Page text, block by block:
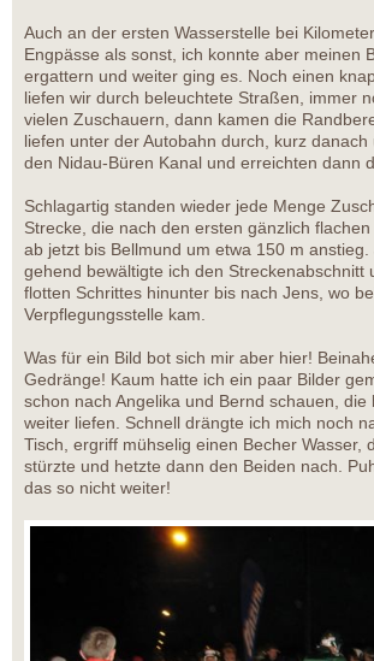
Auch an der ersten Wasserstelle bei
Engpässe als sonst, ich konnte aber meinen
ergattern und weiter ging es. Noch einen
liefen wir durch beleuchtete Straßen, immer
vielen Zuschauern, dann kamen die
liefen unter der Autobahn durch, kurz
den Nidau-Büren Kanal und erreichten dann
Schlagartig standen wieder jede Menge
Strecke, die nach den ersten gänzlich
ab jetzt bis Bellmund um etwa 150 m
gehend bewältigte ich den Streckenabschnitt
flotten Schrittes hinunter bis nach Jens, wo
Verpflegungsstelle kam.
Was für ein Bild bot sich mir aber hier!
Gedränge! Kaum hatte ich ein paar Bilder
schon nach Angelika und Bernd schauen, die
weiter liefen. Schnell drängte ich mich noch
Tisch, ergriff mühselig einen Becher Wasser,
stürzte und hetzte dann den Beiden nach.
das so nicht weiter!